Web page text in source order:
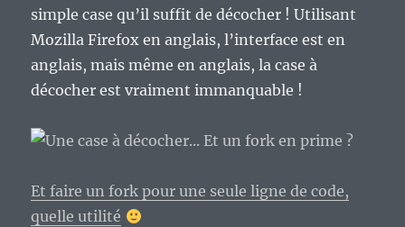
simple case qu’il suffit de décocher ! Utilisant
Mozilla Firefox en anglais, l’interface est en
anglais, mais même en anglais, la case à
décocher est vraiment immanquable !
Et faire un fork pour une seule ligne de code,
quelle utilité